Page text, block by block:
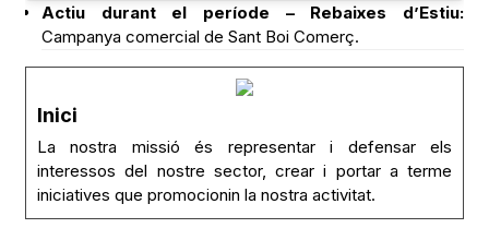
Actiu durant el període – Rebaixes d’Estiu:
Campanya comercial de Sant Boi Comerç.
Inici
La nostra missió és representar i defensar els
interessos del nostre sector, crear i portar a terme
iniciatives que promocionin la nostra activitat.